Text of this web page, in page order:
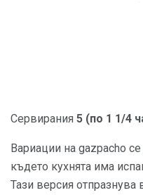
Сервирания 5 (по 1 1/4
Вариации на gazpacho
където кухнята има
Тази версия отпразнува